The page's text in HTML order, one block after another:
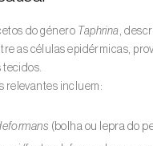
raízes (Pythium
/ Bolor preto (
( Septoria spp.
do género Taphrina ,
as células epidérmicas,
tecidos.
relevantes incluem:
(bolha ou lepra do